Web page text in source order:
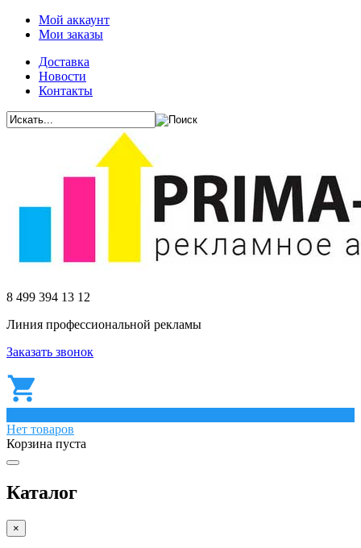
Мой аккаунт
Мои заказы
Доставка
Новости
Контакты
8 499 394 13 12
Линия профессиональной рекламы
Заказать звонок
Нет товаров
Корзина пуста
Каталог
×